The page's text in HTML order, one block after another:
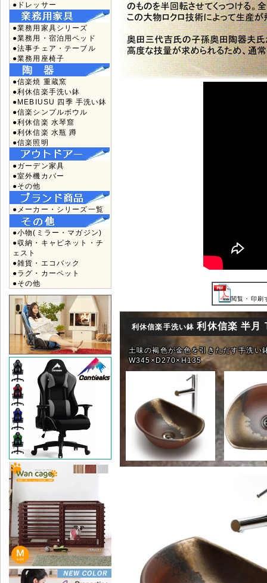
●ドレッサー
●業務用家具シリーズ
●業務用・宿泊用ベッド
●法事チェア・テーブル
●業務用座椅子
●信楽焼 重蔵窯
●利休信楽手洗い鉢
●MEBIUSU 四季 手洗い鉢
●信楽シンプルボウル
●利休信楽 水琴窟
●利休信楽 水瓶 蹲
●信楽照明
●ガーデン家具
●室外機カバー
●その他
●メーカー・シリーズ一覧
●小物(ミラー・マガジン)
●収納・キャビネット・チ
ェスト
●雑貨・エコバック
●ラグ・カーペット
●その他
閲覧・印
利休信楽手洗い鉢利休信楽 半月
土味の褐色が金色を引きただす手洗い
W345×D270×H135